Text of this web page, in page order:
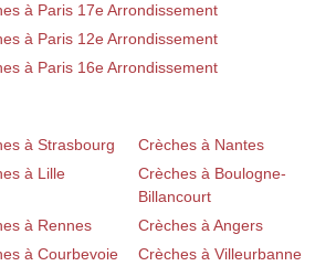
à Paris 17e Arrondissement
à Paris 12e Arrondissement
à Paris 16e Arrondissement
à Strasbourg
Crèches à Nantes
à Lille
Crèches à Boulogne-
Billancourt
à Rennes
Crèches à Angers
à Courbevoie
Crèches à Villeurbanne